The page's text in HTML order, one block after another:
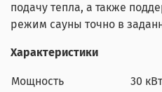
подачу тепла, а также
режим сауны точно в
Характеристики
Мощность 30 кВт